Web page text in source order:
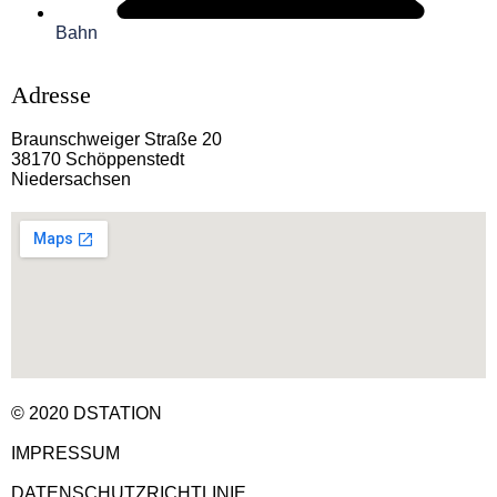
Bahn
Adresse
Braunschweiger Straße 20
38170 Schöppenstedt
Niedersachsen
© 2020 DSTATION
IMPRESSUM
DATENSCHUTZRICHTLINIE